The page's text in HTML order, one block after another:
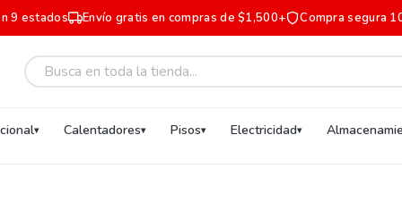
9 estados Envío gratis en compras de $1,500+ Compra segura
Calentadores Pisos Electricidad